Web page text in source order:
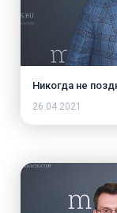
Никогда не
26.04.2021